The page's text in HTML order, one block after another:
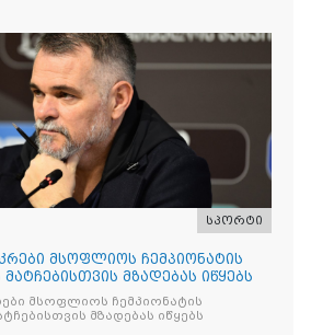
სპორტი
მსოფლიოს ჩემპიონატის
მატჩებისთვის მზადებას იწყებს
მსოფლიოს ჩემპიონატის
მზადებას იწყებს